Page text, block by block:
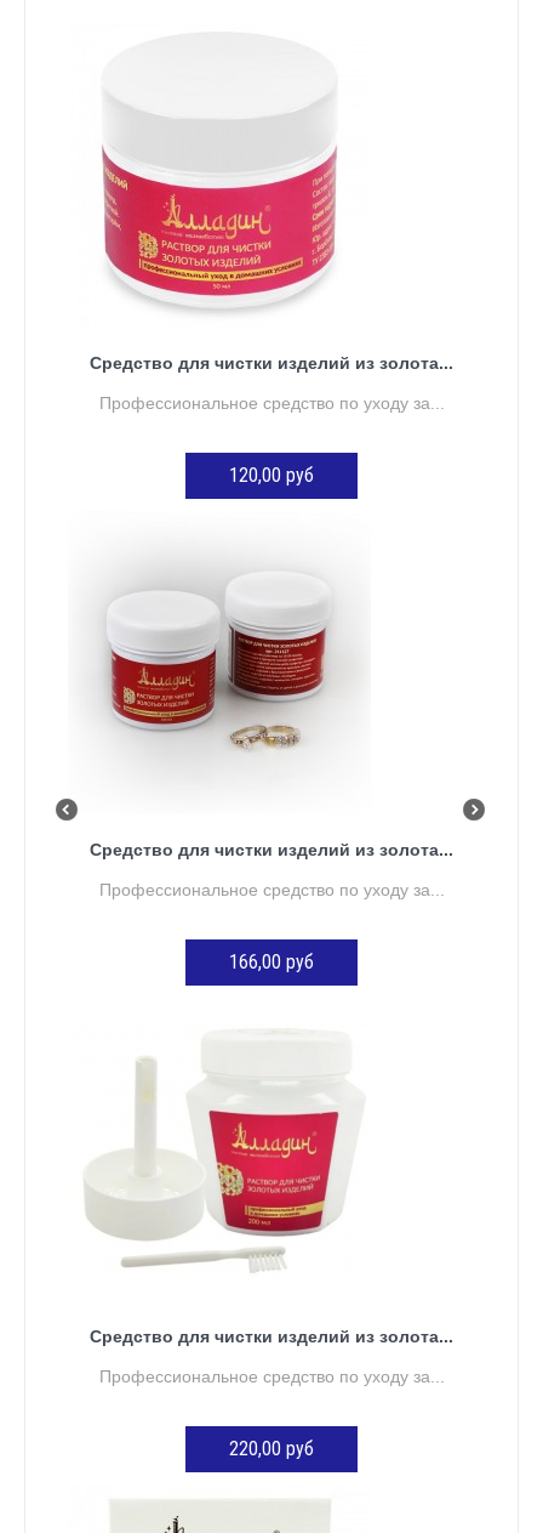
Средство для чистки изделий из золота...
Профессиональное средство по уходу за...
120,00 руб
Средство для чистки изделий из золота...
Профессиональное средство по уходу за...
166,00 руб
Средство для чистки изделий из золота...
Профессиональное средство по уходу за...
220,00 руб
ДОБАВИТЬ В КОРЗИНУ